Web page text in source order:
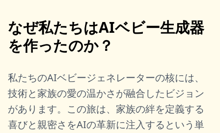
なぜ私たちはAIベビー生成器
を作ったのか？
私たちのAIベビージェネレーターの核には、
技術と家族の愛の温かさが融合したビジョン
があります。この旅は、家族の絆を定義する
喜びと親密さをAIの革新に注入するという単